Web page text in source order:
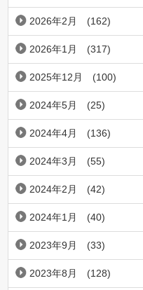
2026年2月 (162)
2026年1月 (317)
2025年12月 (100)
2024年5月 (25)
2024年4月 (136)
2024年3月 (55)
2024年2月 (42)
2024年1月 (40)
2023年9月 (33)
2023年8月 (128)